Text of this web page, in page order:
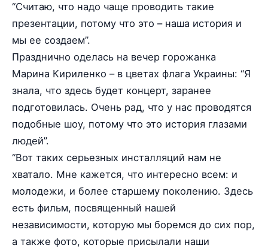
“Считаю, что надо чаще проводить такие
презентации, потому что это – наша история и
мы ее создаем”.
Празднично оделась на вечер горожанка
Марина Кириленко – в цветах флага Украины: “Я
знала, что здесь будет концерт, заранее
подготовилась. Очень рад, что у нас проводятся
подобные шоу, потому что это история глазами
людей”.
“Вот таких серьезных инсталляций нам не
хватало. Мне кажется, что интересно всем: и
молодежи, и более старшему поколению. Здесь
есть фильм, посвященный нашей
независимости, которую мы боремся до сих пор,
а также фото, которые присылали наши